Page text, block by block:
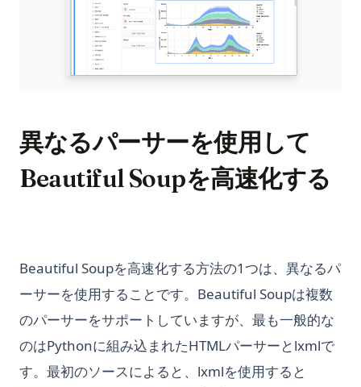
異なるパーサーを使用して
Beautiful Soupを高速化する
Beautiful Soupを高速化する方法の1つは、異なるパ
ーサーを使用することです。Beautiful Soupは複数
のパーサーをサポートしていますが、最も一般的な
のはPythonに組み込まれたHTMLパーサーとlxmlで
す。最初のソースによると、lxmlを使用すると